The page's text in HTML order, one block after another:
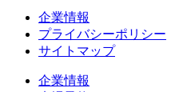
企業情報
プライバシーポリシー
サイトマップ
企業情報